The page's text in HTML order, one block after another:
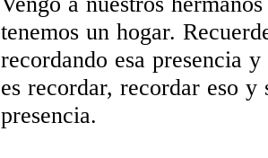
tenemos un hogar.
recordando esa presencia
es recordar, recordar eso y
presencia.